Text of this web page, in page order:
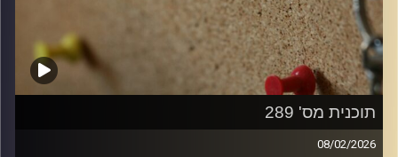
תוכנית מס' 289
08/02/2026